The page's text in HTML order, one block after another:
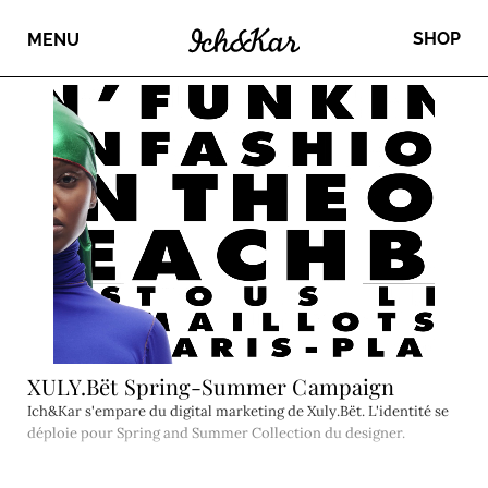
MENU SHOP
XULY.Bët Spring-Summer Campaign
Ich&Kar s'empare du digital marketing de Xuly.Bët. L'identité se
déploie pour Spring and Summer Collection du designer.